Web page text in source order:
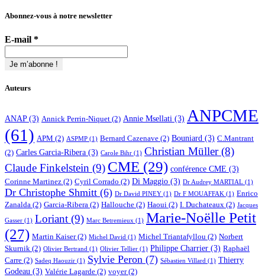
Abonnez-vous à notre newsletter
E-mail *
Auteurs
ANAP(3) Annick Perrin-Niquet (2) Annie Msellati (3) ANPCME
(61) APM (2) ASPMP (1) Bernard Cazenave (2) Bouniard (3) C.Mantrant
(2) Carles Garcia-Ribera (3) Carole Bihr (1) Christian Müller(8)
Claude Finkelstein (9) CME (29) conférence CME (3)
Corinne Martinez (2) Cyril Corrado (2) Di Maggio (3) Dr Audrey MARTIAL (1)
Dr Christophe Shmitt (6) Dr David PINEY (1) Dr F MOUAFFAK (1) Enrico
Zanalda (2) Garcia-Ribera (2) Hallouche (2) Haoui (2) I. Duchateaux (2) Jacques
Gasser (1) Loriant (9) Marc Betremieux (1) Marie-Noëlle Petit
(27) Martin Kaiser(2) Michel David (1) Michel Triantafyllou (2) Norbert
Skurnik (2) Olivier Bertrand (1) Olivier Tellier (1) Philippe Charrier (3) Raphaël
Carre (2) Sadeq Haouzir (1) Sylvie Peron (7) Sébastien Villard (1) Thierry
Godeau (3) Valérie Lagarde (2) voyer(2)